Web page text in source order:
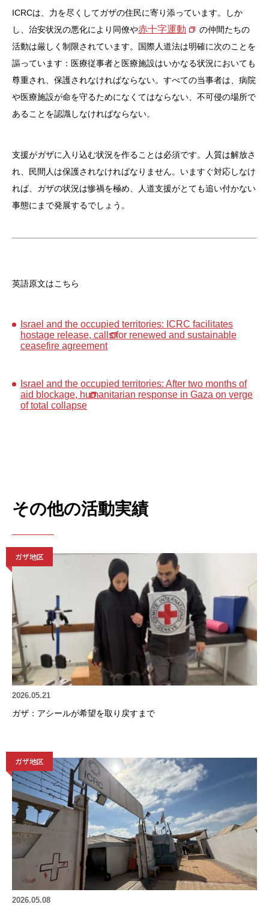
ICRCは、力を尽くしてガザの住民に寄り添っています。しか
し、治安状況の悪化により同僚や赤十字運動
の仲間たちの
活動は厳しく制限されています。国際人道法は明確に次のことを
謳っています：医療従事者と医療施設はいかなる状況においても
尊重され、保護されなければならない。すべての当事者は、病院
や医療施設が命を守るためになくてはならない、不可侵の場所で
あることを認識しなければならない。
支援がガザに入り込む状況を作ることは必須です。人質は解放さ
れ、民間人は保護されなければなりません。いますぐ対応しなけ
れば、ガザの状況は惨禍を極め、人道支援がとても追い付かない
事態にまで発展するでしょう。
英語原文はこちら
Israel and the occupied territories: ICRC facilitates
hostage release, calls for renewed and sustainable
ceasefire agreement
Israel and the occupied territories: After two months of
aid blockage, humanitarian response in Gaza on verge
of total collapse
その他の活動実績
ガザ地区
2026.05.21
ガザ：アシールが希望を取り戻すまで
ガザ地区
2026.05.08